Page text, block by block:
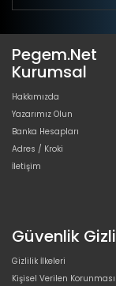
Pegem.Net
Kurumsal
Hakkımızda
Yazarımız Olun
Banka Hesapları
Adres / Kroki
İletişim
Güvenlik
Gizlilik İlkeleri
Kişisel Verilen Korunması